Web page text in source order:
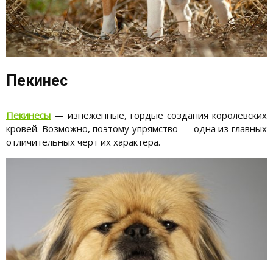
Пекинес
Пекинесы — изнеженные, гордые создания королевских
кровей. Возможно, поэтому упрямство — одна из главных
отличительных черт их характера.